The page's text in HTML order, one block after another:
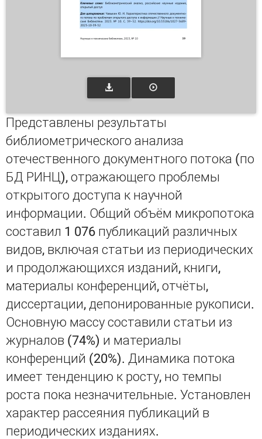
Представлены результаты
библиометрического анализа
отечественного документного потока (по
БД РИНЦ), отражающего проблемы
открытого доступа к научной
информации. Общий объём микропотока
составил 1 076 публикаций различных
видов, включая статьи из периодических
и продолжающихся изданий, книги,
материалы конференций, отчёты,
диссертации, депонированные рукописи.
Основную массу составили статьи из
журналов (74%) и материалы
конференций (20%). Динамика потока
имеет тенденцию к росту, но темпы
роста пока незначительные. Установлен
характер рассеяния публикаций в
периодических изданиях.